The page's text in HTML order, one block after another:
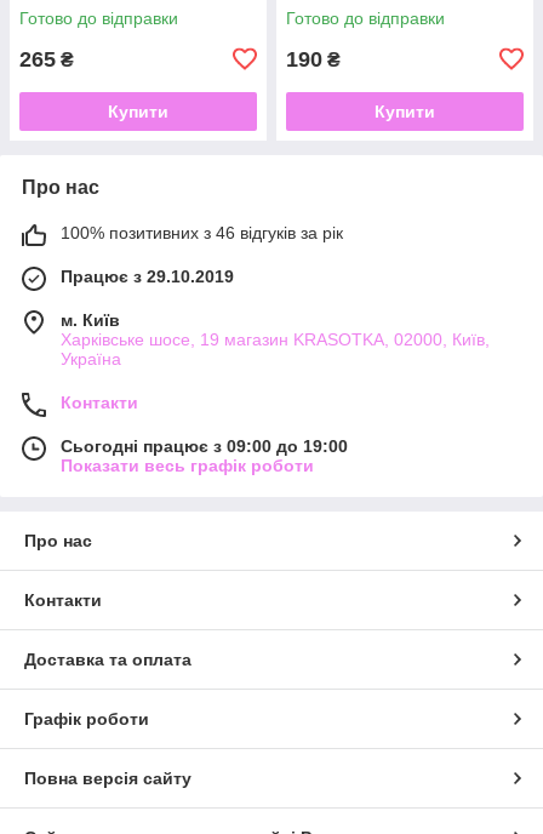
Готово до відправки
265 ₴
Купити
Готово до відправки
190 ₴
Купити
Про нас
100% позитивних з 46 відгуків за рік
Працює з 29.10.2019
м. Київ
Харківське шосе, 19 магазин KRASOTKA, 02000, Київ,
Україна
Контакти
Сьогодні працює з 09:00 до 19:00
Показати весь графік роботи
Про нас
Контакти
Доставка та оплата
Графік роботи
Повна версія сайту